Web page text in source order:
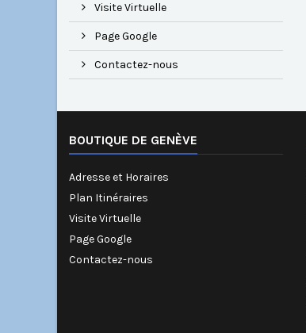
Visite Virtuelle
Page Google
Contactez-nous
BOUTIQUE DE GENÈVE
Adresse et Horaires
Plan Itinéraires
Visite Virtuelle
Page Google
Contactez-nous